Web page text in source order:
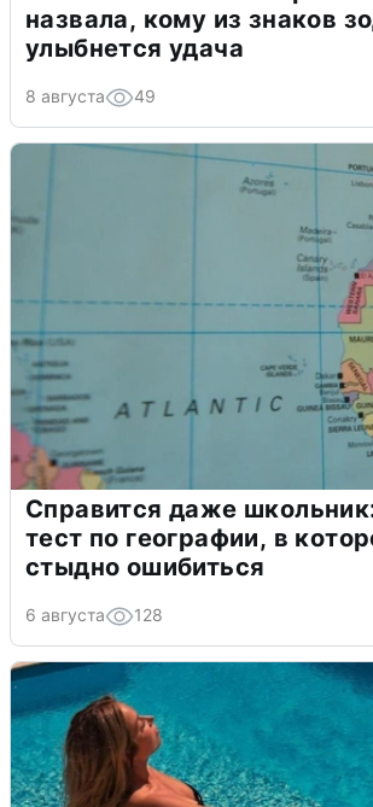
назвала, кому из знаков
улыбнется удача
8 августа 49
Справится даже
тест по географии, в
стыдно ошибиться
6 августа 128